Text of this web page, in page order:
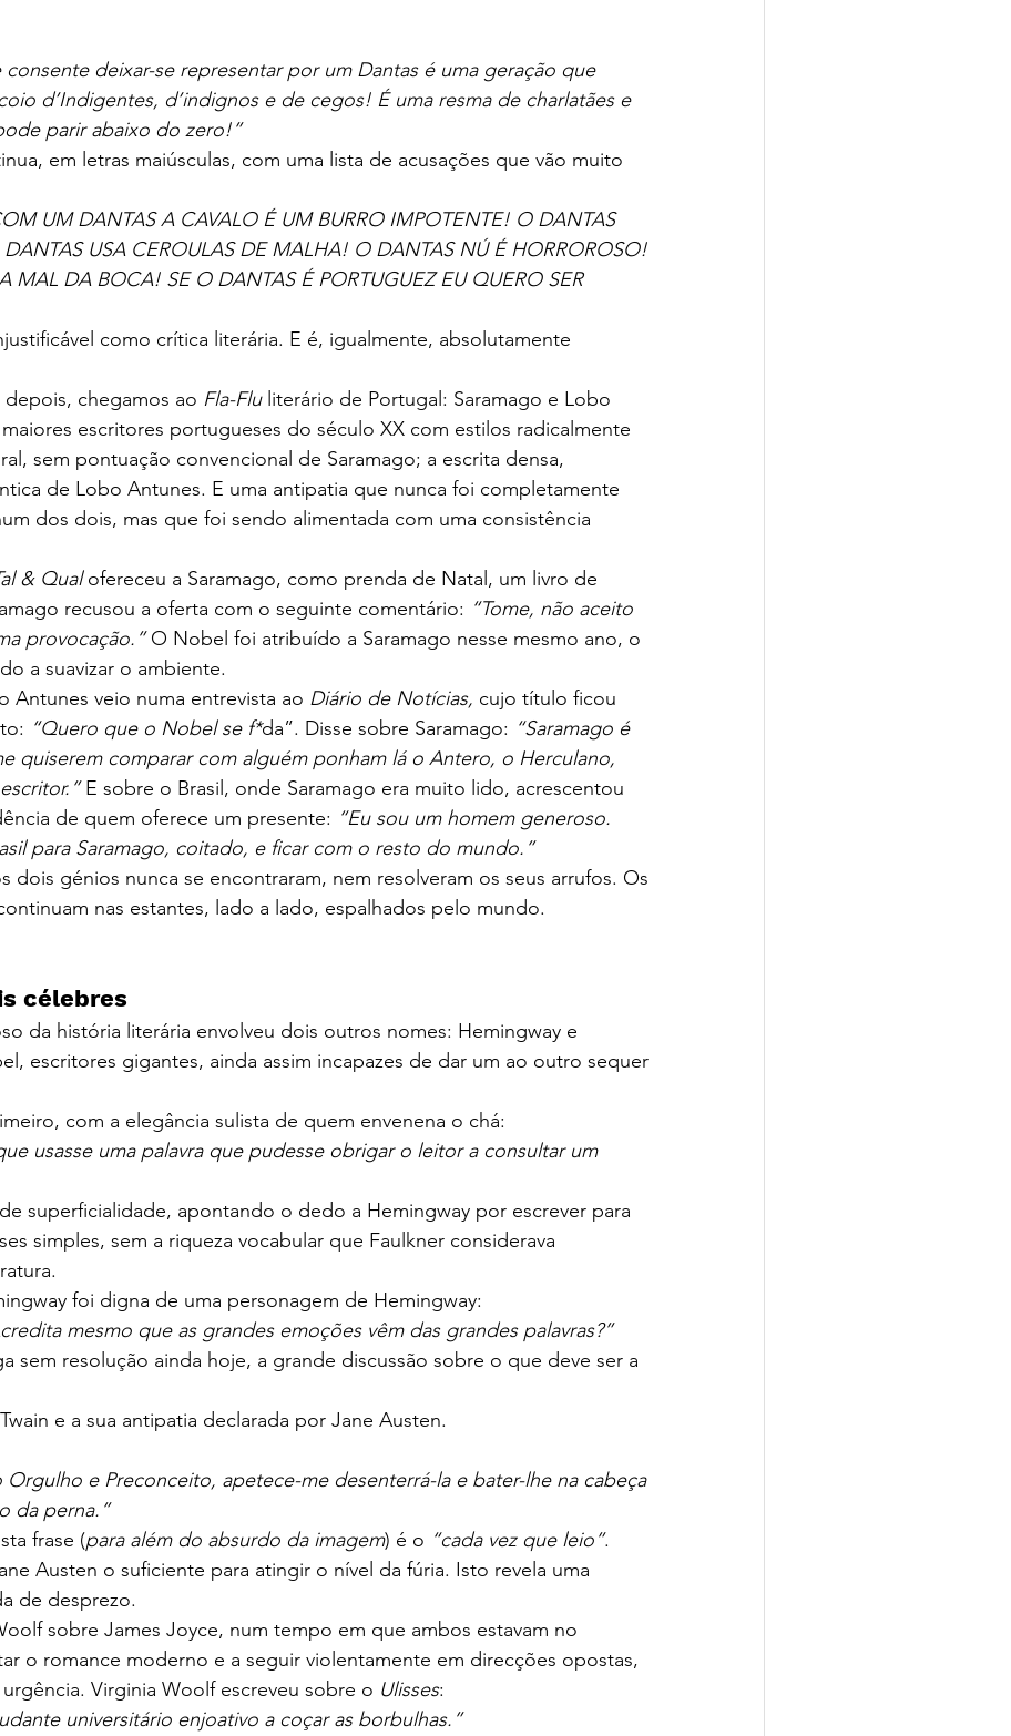
consente deixar-se representar por um Dantas é uma geração que
d’Indigentes, d’indignos e de cegos! É uma resma de charlatães e
parir abaixo do zero!”
em letras maiúsculas, com uma lista de acusações que vão muito
UM DANTAS A CAVALO É UM BURRO IMPOTENTE! O DANTAS
USA CEROULAS DE MALHA! O DANTAS NÚ É HORROROSO!
MAL DA BOCA! SE O DANTAS É PORTUGUEZ EU QUERO SER
como crítica literária. E é, igualmente, absolutamente
chegamos ao Fla-Flu literário de Portugal: Saramago e Lobo
escritores portugueses do século XX com estilos radicalmente
sem pontuação convencional de Saramago; a escrita densa,
de Lobo Antunes. E uma antipatia que nunca foi completamente
dos dois, mas que foi sendo alimentada com uma consistência
& Qual ofereceu a Saramago, como prenda de Natal, um livro de
recusou a oferta com o seguinte comentário: “Tome, não aceito
provocação.” O Nobel foi atribuído a Saramago nesse mesmo ano, o
a suavizar o ambiente.
Antunes veio numa entrevista ao Diário de Notícias, cujo título ficou
“Quero que o Nobel se f*da”. Disse sobre Saramago: “Saramago é
quiserem comparar com alguém ponham lá o Antero, o Herculano,
E sobre o Brasil, onde Saramago era muito lido, acrescentou
de quem oferece um presente: “Eu sou um homem generoso.
para Saramago, coitado, e ficar com o resto do mundo.”
dois génios nunca se encontraram, nem resolveram os seus arrufos. Os
nas estantes, lado a lado, espalhados pelo mundo.
célebres
da história literária envolveu dois outros nomes: Hemingway e
escritores gigantes, ainda assim incapazes de dar um ao outro sequer
com a elegância sulista de quem envenena o chá:
usasse uma palavra que pudesse obrigar o leitor a consultar um
superficialidade, apontando o dedo a Hemingway por escrever para
simples, sem a riqueza vocabular que Faulkner considerava
foi digna de uma personagem de Hemingway:
mesmo que as grandes emoções vêm das grandes palavras?”
sem resolução ainda hoje, a grande discussão sobre o que deve ser a
e a sua antipatia declarada por Jane Austen.
Orgulho e Preconceito, apetece-me desenterrá-la e bater-lhe na cabeça
da perna.”
frase (para além do absurdo da imagem) é o “cada vez que leio”.
Austen o suficiente para atingir o nível da fúria. Isto revela uma
de desprezo.
sobre James Joyce, num tempo em que ambos estavam no
o romance moderno e a seguir violentamente em direcções opostas,
Virginia Woolf escreveu sobre o Ulisses:
universitário enjoativo a coçar as borbulhas.”